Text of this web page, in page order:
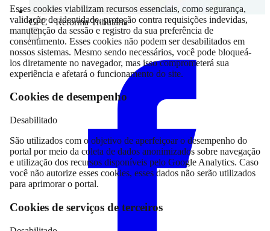
CFC · Reforma Tributária
Compartilhar
Esses cookies viabilizam recursos essenciais, como segurança,
validação de identidade, proteção contra requisições indevidas,
manutenção da sessão e registro da sua preferência de
consentimento. Esses cookies não podem ser desabilitados em
nossos sistemas. Mesmo sendo necessários, você pode bloqueá-
los diretamente no navegador, mas isso comprometerá sua
experiência e afetará o funcionamento do site.
Cookies de desempenho
Desabilitado
São utilizados com o objetivo de aperfeiçoar o desempenho do
portal por meio da coleta de dados anonimizados sobre navegação
e utilização dos recursos disponíveis pelo Google Analytics. Caso
você não autorize esses cookies, esses dados não serão utilizados
para aprimorar o portal.
Cookies de serviços de terceiros